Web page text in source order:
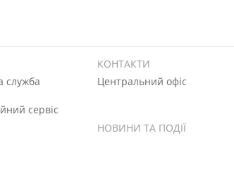
служба
сервіс
КОНТАКТИ
Центральний офіс
НОВИНИ ТА ПОДІЇ